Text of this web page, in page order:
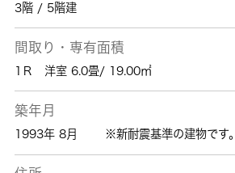
3階 / 5階建
間取り・専有面積
1Ｒ 洋室 6.0畳/ 19.00㎡
築年月
1993年 8月 ※新耐震基準の建物です。